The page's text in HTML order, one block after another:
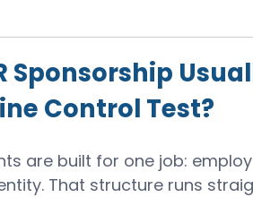
Sponsorship
Control Test?
are built for one job:
That structure runs